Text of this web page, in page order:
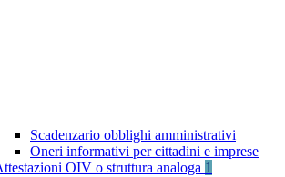
Scadenzario obblighi amministrativi
Oneri informativi per cittadini e imprese
OIV o struttura analoga 1